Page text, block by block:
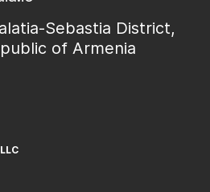
Sebastia District,
of Armenia